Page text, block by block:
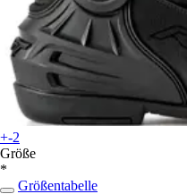
+-2
Größe
*
Größentabelle